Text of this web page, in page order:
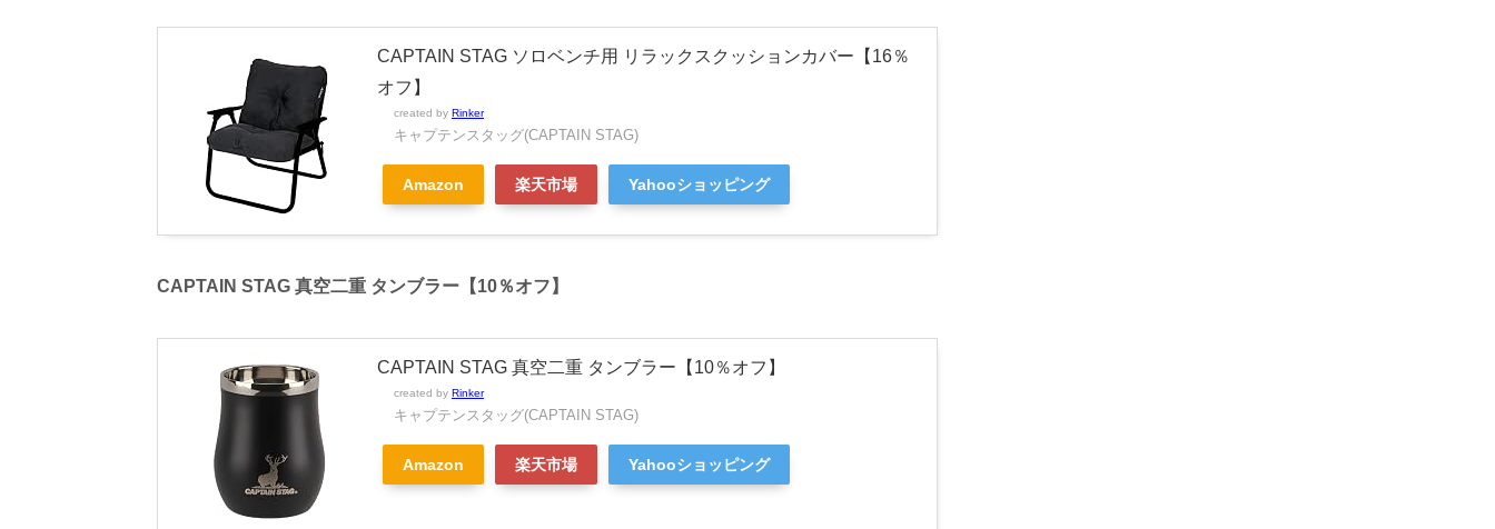
CAPTAIN STAG ソロベンチ用 リラックスクッションカバー【16％
オフ】
created by Rinker
キャプテンスタッグ(CAPTAIN STAG)
Amazon 楽天市場 Yahooショッピング
CAPTAIN STAG 真空二重 タンブラー【10％オフ】
CAPTAIN STAG 真空二重 タンブラー【10％オフ】
created by Rinker
キャプテンスタッグ(CAPTAIN STAG)
Amazon 楽天市場 Yahooショッピング